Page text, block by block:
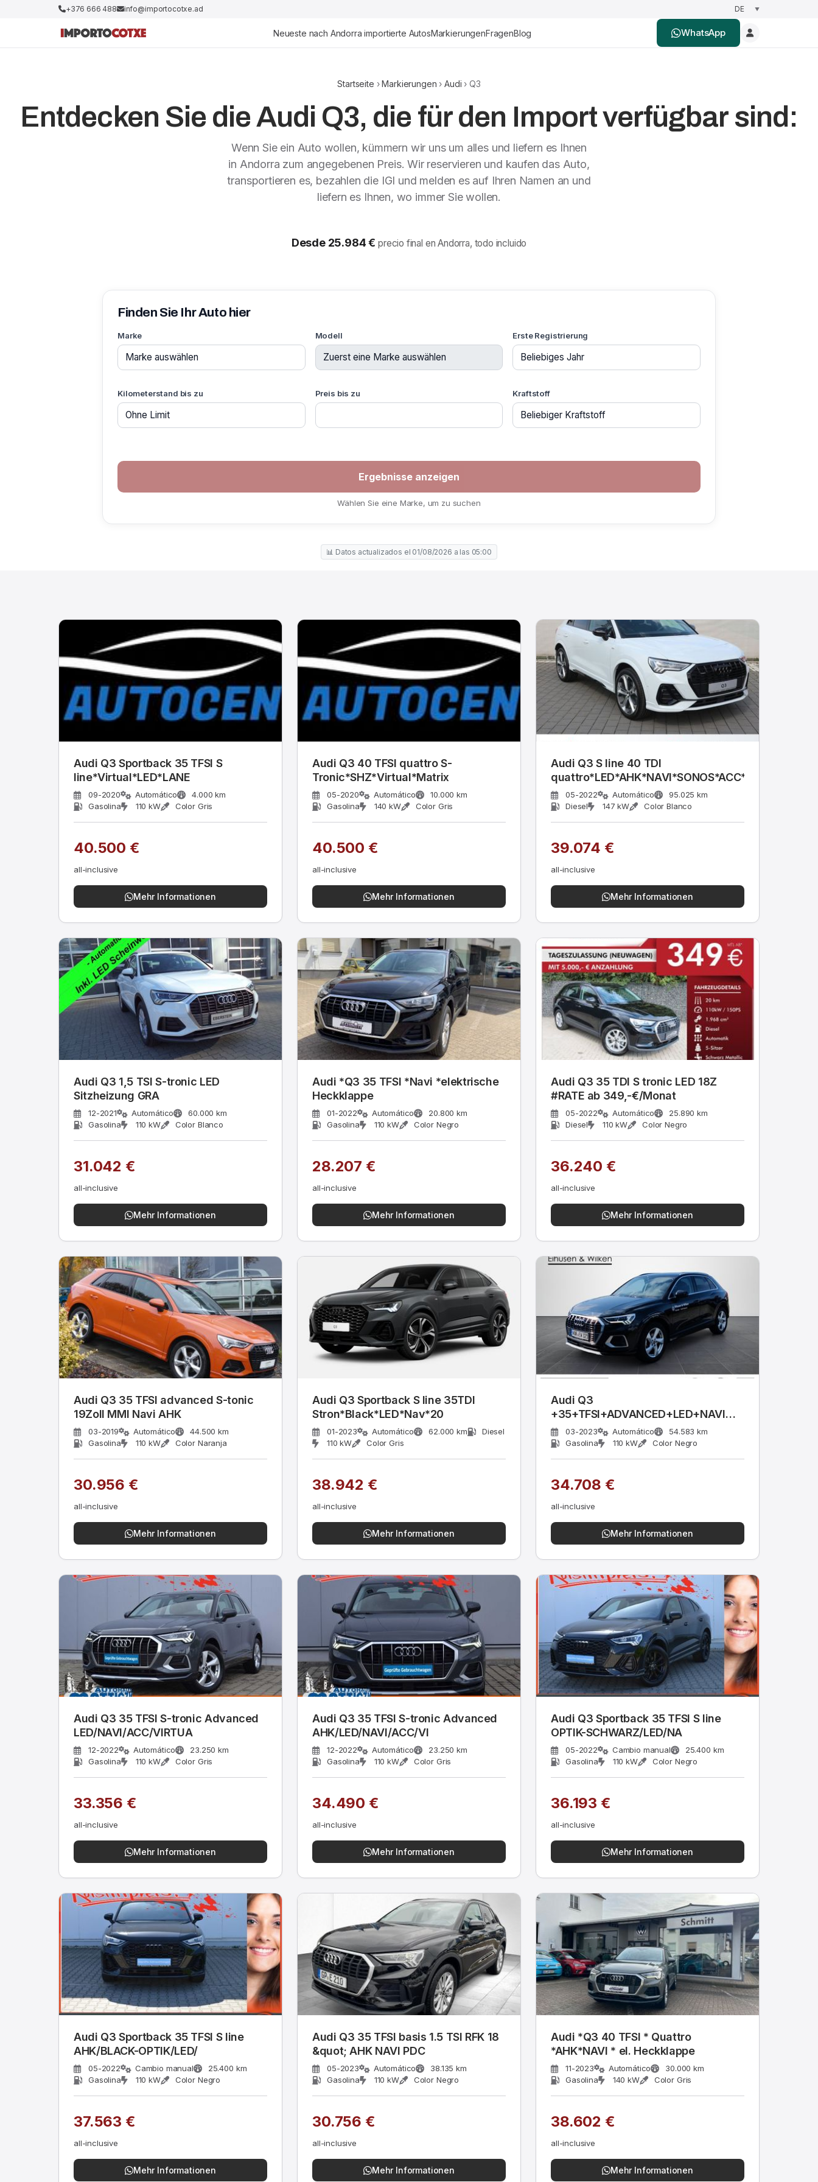
+376 666 488 info@importocotxe.ad
Neueste nach Andorra importierte AutosMarkierungenFragenBlog WhatsApp
Startseite ›Markierungen › Audi › Q3
Entdecken Sie die Audi Q3, die für den Import verfügbar sind:
Wenn Sie ein Auto wollen, kümmern wir uns um alles und liefern es Ihnen
in Andorra zum angegebenen Preis. Wir reservieren und kaufen das Auto,
transportieren es, bezahlen die IGI und melden es auf Ihren Namen an und
liefern es Ihnen, wo immer Sie wollen.
Desde 25.984 €precio final en Andorra, todo incluido
Finden Sie Ihr Auto hier
Marke Modell Erste Registrierung
Kilometerstand bis zu Preis bis zu Kraftstoff
Wählen Sie eine Marke, um zu suchen
📊 Datos actualizados el 01/08/2026 a las 05:00
Audi Q3 Sportback 35 TFSI S
line*Virtual*LED*LANE
09-2020 Automático
4.000 km
Gasolina
110 kW Color Gris
40.500 €
all-inclusive
Mehr Informationen
Audi Q3 40 TFSI quattro S-
Tronic*SHZ*Virtual*Matrix
05-2020 Automático
10.000 km
Gasolina
140 kW Color Gris
40.500 €
all-inclusive
Mehr Informationen
Audi Q3 S line 40 TDI
quattro*LED*AHK*NAVI*SONOS*ACC*
05-2022 Automático
95.025 km
Diesel
147 kW Color Blanco
39.074 €
all-inclusive
Mehr Informationen
Audi Q3 1,5 TSI S-tronic LED
Sitzheizung GRA
12-2021 Automático
60.000 km
Gasolina
110 kW Color Blanco
31.042 €
all-inclusive
Mehr Informationen
Audi *Q3 35 TFSI *Navi *elektrische
Heckklappe
01-2022 Automático
20.800 km
Gasolina
110 kW Color Negro
28.207 €
all-inclusive
Mehr Informationen
Audi Q3 35 TDI S tronic LED 18Z
#RATE ab 349,-€/Monat
05-2022 Automático
25.890 km
Diesel
110 kW Color Negro
36.240 €
all-inclusive
Mehr Informationen
Audi Q3 35 TFSI advanced S-tonic
19Zoll MMI Navi AHK
03-2019 Automático
44.500 km
Gasolina
110 kW Color Naranja
30.956 €
all-inclusive
Mehr Informationen
Audi Q3 Sportback S line 35TDI
Stron*Black*LED*Nav*20
01-2023 Automático 62.000 km
Diesel
110 kW
Color Gris
38.942 €
all-inclusive
Mehr Informationen
Audi Q3
+35+TFSI+ADVANCED+LED+NAVI
PLUS+GRA+
03-2023 Automático
54.583 km
Gasolina
110 kW Color Negro
34.708 €
all-inclusive
Mehr Informationen
Audi Q3 35 TFSI S-tronic Advanced
LED/NAVI/ACC/VIRTUA
12-2022 Automático
23.250 km
Gasolina
110 kW Color Gris
33.356 €
all-inclusive
Mehr Informationen
Audi Q3 35 TFSI S-tronic Advanced
AHK/LED/NAVI/ACC/VI
12-2022 Automático
23.250 km
Gasolina
110 kW Color Gris
34.490 €
all-inclusive
Mehr Informationen
Audi Q3 Sportback 35 TFSI S line
OPTIK-SCHWARZ/LED/NA
05-2022 Cambio manual
25.400 km
Gasolina
110 kW Color Negro
36.193 €
all-inclusive
Mehr Informationen
Audi Q3 Sportback 35 TFSI S line
AHK/BLACK-OPTIK/LED/
05-2022 Cambio manual
25.400 km
Gasolina
110 kW Color Negro
37.563 €
all-inclusive
Mehr Informationen
Audi Q3 35 TFSI basis 1.5 TSI RFK 18
&quot; AHK NAVI PDC
05-2023 Automático
38.135 km
Gasolina
110 kW Color Negro
30.756 €
all-inclusive
Mehr Informationen
Audi *Q3 40 TFSI * Quattro
*AHK*NAVI * el. Heckklappe
11-2023 Automático
30.000 km
Gasolina
140 kW Color Gris
38.602 €
all-inclusive
Mehr Informationen